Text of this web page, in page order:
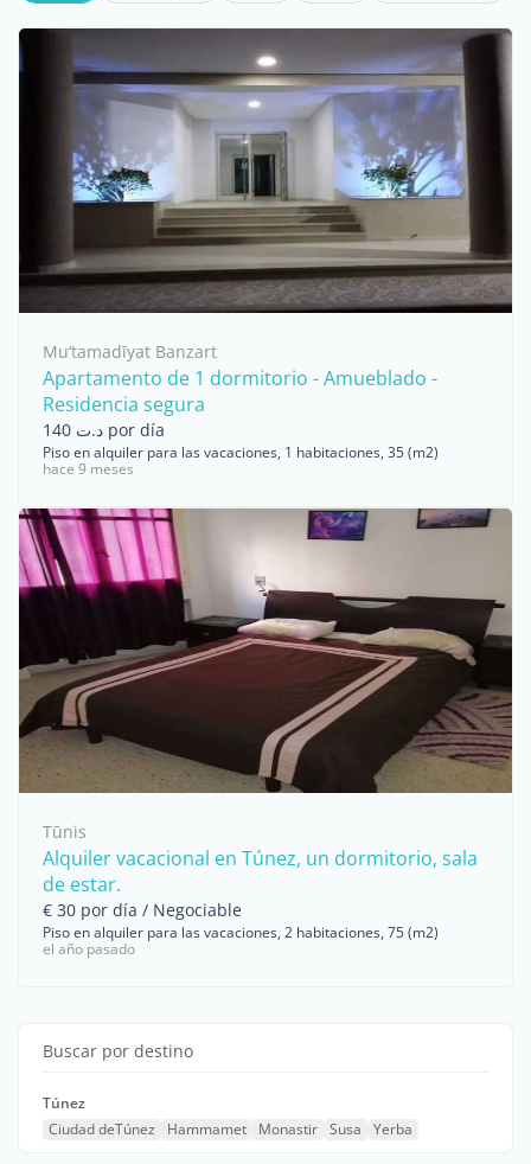
Mu‘tamadīyat Banzart
Apartamento de 1 dormitorio - Amueblado -
Residencia segura
د.ت 140 por día
Piso en alquiler para las vacaciones, 1 habitaciones, 35 (m2)
hace 9 meses
Tūnis
Alquiler vacacional en Túnez, un dormitorio, sala
de estar.
€ 30 por día / Negociable
Piso en alquiler para las vacaciones, 2 habitaciones, 75 (m2)
el año pasado
Buscar por destino
Túnez
Ciudad deTúnez
Hammamet Monastir Susa Yerba